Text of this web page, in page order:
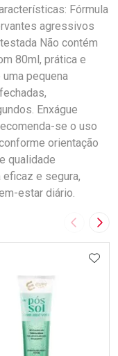
Fórmula
agressivos
Não contém
80ml, prática e
pequena
Enxágue
se o uso
orientação
qualidade
e segura,
estar diário.
Imagem
AOS FAVORITOS